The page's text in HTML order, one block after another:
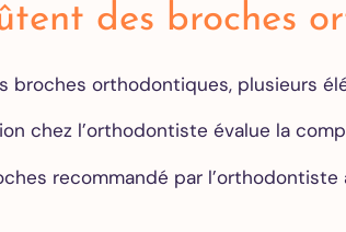
des broches
broches orthodontiques, plusieurs
chez l’orthodontiste évalue la
recommandé par